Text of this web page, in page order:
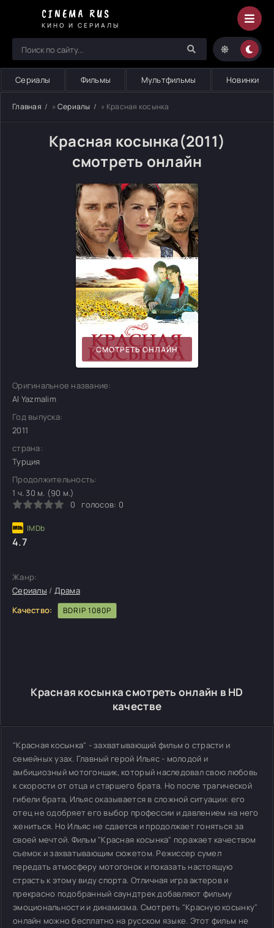
CINEMA RUS
КИНО И СЕРИАЛЫ
Сериалы Фильмы Мультфильмы Новинки
Главная » Сериалы » Красная косынка
Красная косынка(2011)
смотреть онлайн
СМОТРЕТЬ ОНЛАЙН
Оригинальное название:
Al Yazmalim
Год выпуска:
2011
страна:
Турция
Продолжительность:
1 ч. 30 м. (90 м.)
0
голосов: 0
4.7
Жанр:
Сериалы / Драма
Качество:
BDRIP 1080P
Красная косынка смотреть онлайн в HD
качестве
"Красная косынка" - захватывающий фильм о страсти и
семейных узах. Главный герой Ильяс - молодой и
амбициозный мотогонщик, который наследовал свою любовь
к скорости от отца и старшего брата. Но после трагической
гибели брата, Ильяс оказывается в сложной ситуации: его
отец не одобряет его выбор профессии и давлением на него
жениться. Но Ильяс не сдается и продолжает гоняться за
своей мечтой. Фильм "Красная косынка" поражает качеством
съемок и захватывающим сюжетом. Режиссер сумел
передать атмосферу мотогонок и показать настоящую
страсть к этому виду спорта. Отличная игра актеров и
прекрасно подобранный саундтрек добавляют фильму
эмоциональности и динамизма. Смотреть "Красную косынку"
онлайн можно бесплатно на русском языке. Этот фильм не